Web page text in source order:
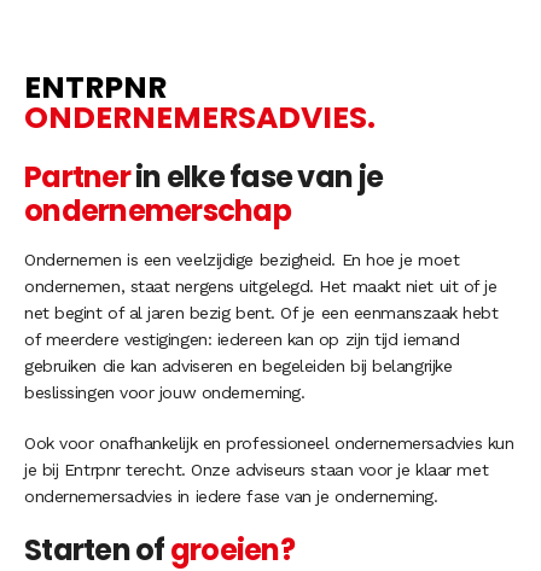
ENTRPNR
ONDERNEMERSADVIES.
Partnerin elke fase van je
ondernemerschap
Ondernemen is een veelzijdige bezigheid. En hoe je moet
ondernemen, staat nergens uitgelegd. Het maakt niet uit of je
net begint of al jaren bezig bent. Of je een eenmanszaak hebt
of meerdere vestigingen: iedereen kan op zijn tijd iemand
gebruiken die kan adviseren en begeleiden bij belangrijke
beslissingen voor jouw onderneming.
Ook voor onafhankelijk en professioneel ondernemersadvies kun
je bij Entrpnr terecht. Onze adviseurs staan voor je klaar met
ondernemersadvies in iedere fase van je onderneming.
Starten ofgroeien?